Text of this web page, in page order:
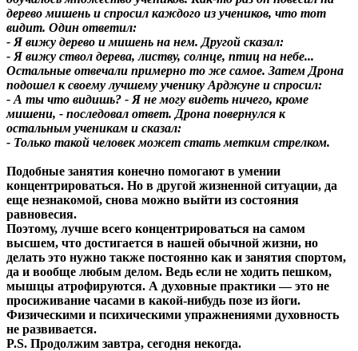
дерево мишень и спросил каждого из учеников, что тот
видит. Один ответил:
- Я вижу дерево и мишень на нем. Другой сказал:
- Я вижу ствол дерева, листву, солнце, птиц на небе...
Остальные отвечали примерно то же самое. Затем Дрона
подошел к своему лучшему ученику Арджуне и спросил:
- А ты что видишь? - Я не могу видеть ничего, кроме
мишени, - последовал ответ. Дрона повернулся к
остальным ученикам и сказал:
- Только такой человек может стать метким стрелком.
Подобные занятия конечно помогают в умении
концентрироваться. Но в другой жизненной ситуации, да
еще незнакомой, снова можно выйти из состояния
равновесия.
Поэтому, лучше всего концентрироваться на самом
высшем, что достигается в нашей обычной жизни, но
делать это нужно также постоянно как и занятия спортом,
да и вообще любым делом. Ведь если не ходить пешком,
мышцы атрофируются. А духовные практики — это не
просиживание часами в какой-нибудь позе из йоги.
Физическими и психическими упражнениями духовность
не развивается.
P.S. Продолжим завтра, сегодня некогда.